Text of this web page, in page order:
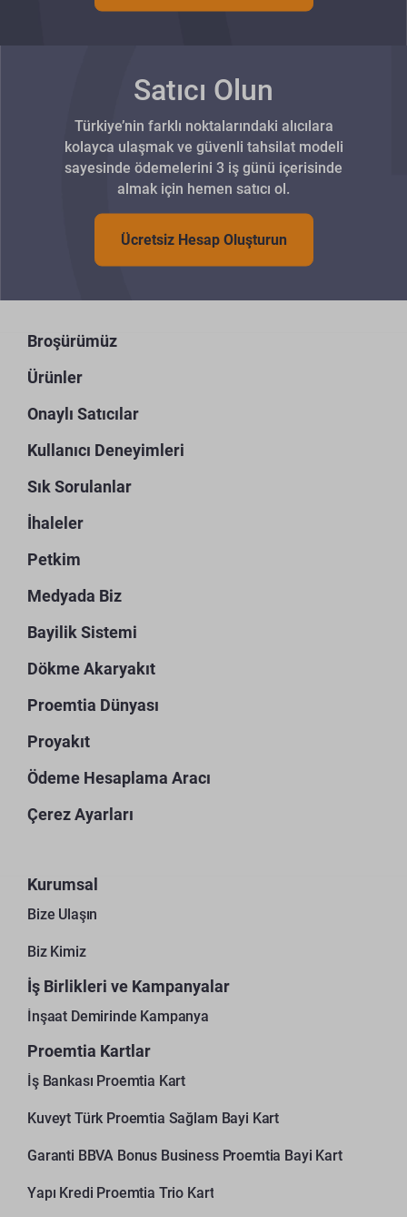
Satıcı Olun
Türkiye’nin farklı noktalarındaki alıcılara
kolayca ulaşmak ve güvenli tahsilat modeli
sayesinde ödemelerini 3 iş günü içerisinde
almak için hemen satıcı ol.
Ücretsiz Hesap Oluşturun
Broşürümüz
Ürünler
Onaylı Satıcılar
Kullanıcı Deneyimleri
Sık Sorulanlar
İhaleler
Petkim
Medyada Biz
Bayilik Sistemi
Dökme Akaryakıt
Proemtia Dünyası
Proyakıt
Ödeme Hesaplama Aracı
Çerez Ayarları
Kurumsal
Bize Ulaşın
Biz Kimiz
İş Birlikleri ve Kampanyalar
İnşaat Demirinde Kampanya
Proemtia Kartlar
İş Bankası Proemtia Kart
Kuveyt Türk Proemtia Sağlam Bayi Kart
Garanti BBVA Bonus Business Proemtia Bayi Kart
Yapı Kredi Proemtia Trio Kart